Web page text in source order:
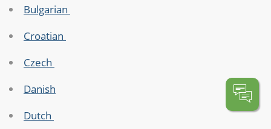
Bulgarian
Croatian
Czech
Danish
Dutch